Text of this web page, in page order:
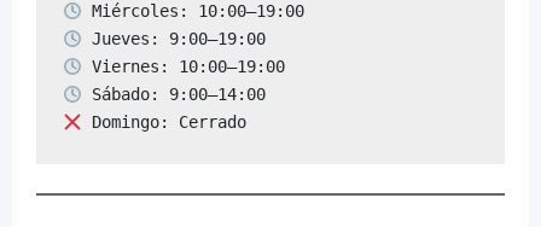
Domingo: Cerrado